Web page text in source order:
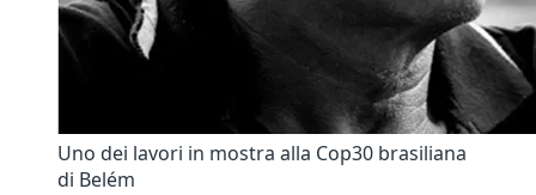
Uno dei lavori in mostra alla Cop30 brasiliana
di Belém